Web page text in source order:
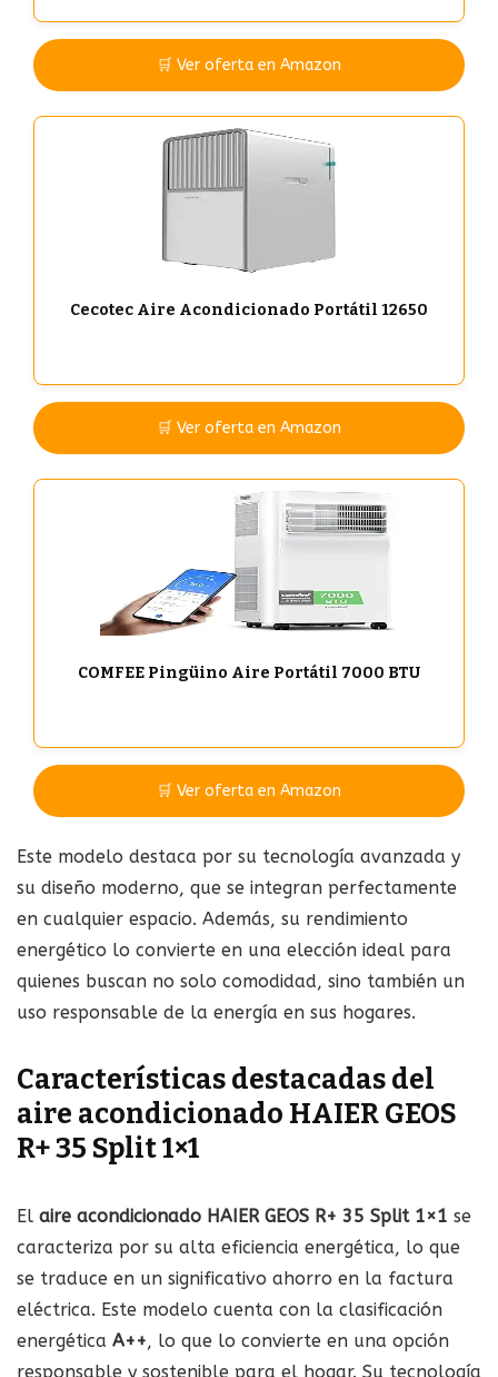
🛒 Ver oferta en Amazon
Cecotec Aire Acondicionado Portátil 12650
🛒 Ver oferta en Amazon
COMFEE Pingüino Aire Portátil 7000 BTU
🛒 Ver oferta en Amazon
Este modelo destaca por su tecnología avanzada y
su diseño moderno, que se integran perfectamente
en cualquier espacio. Además, su rendimiento
energético lo convierte en una elección ideal para
quienes buscan no solo comodidad, sino también un
uso responsable de la energía en sus hogares.
Características destacadas del
aire acondicionado HAIER GEOS
R+ 35 Split 1×1
El aire acondicionado HAIER GEOS R+ 35 Split 1×1 se
caracteriza por su alta eficiencia energética, lo que
se traduce en un significativo ahorro en la factura
eléctrica. Este modelo cuenta con la clasificación
energética A++, lo que lo convierte en una opción
responsable y sostenible para el hogar. Su tecnología